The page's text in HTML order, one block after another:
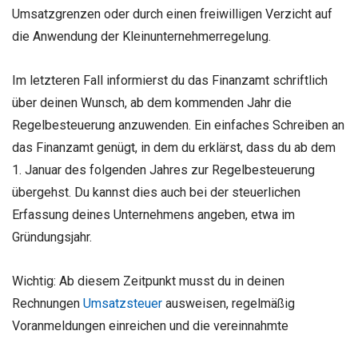
Umsatzgrenzen oder durch einen freiwilligen Verzicht auf
die Anwendung der Kleinunternehmerregelung.
Im letzteren Fall informierst du das Finanzamt schriftlich
über deinen Wunsch, ab dem kommenden Jahr die
Regelbesteuerung anzuwenden. Ein einfaches Schreiben an
das Finanzamt genügt, in dem du erklärst, dass du ab dem
1. Januar des folgenden Jahres zur Regelbesteuerung
übergehst. Du kannst dies auch bei der steuerlichen
Erfassung deines Unternehmens angeben, etwa im
Gründungsjahr.
Wichtig: Ab diesem Zeitpunkt musst du in deinen
Rechnungen Umsatzsteuer ausweisen, regelmäßig
Voranmeldungen einreichen und die vereinnahmte